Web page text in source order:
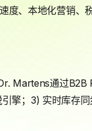
、本地化营销、
Martens通过
擎；3) 实时库存同